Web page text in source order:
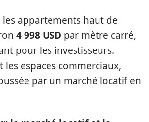
appartements haut de
4 998 USD par mètre carré,
pour les investisseurs.
les espaces commerciaux,
par un marché locatif en